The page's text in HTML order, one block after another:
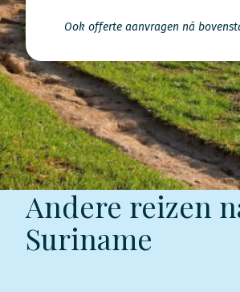
Ook offerte aanvragen ná
Andere reizen
Suriname